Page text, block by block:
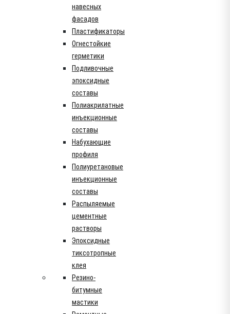
навесных
фасадов
Пластификаторы
Огнестойкие
герметики
Подливочные
эпоксидные
составы
Полиакрилатные
инъекционные
составы
Набухающие
профиля
Полиуретановые
инъекционные
составы
Распыляемые
цементные
растворы
Эпоксидные
тиксотропные
клея
Резино-
битумные
мастики